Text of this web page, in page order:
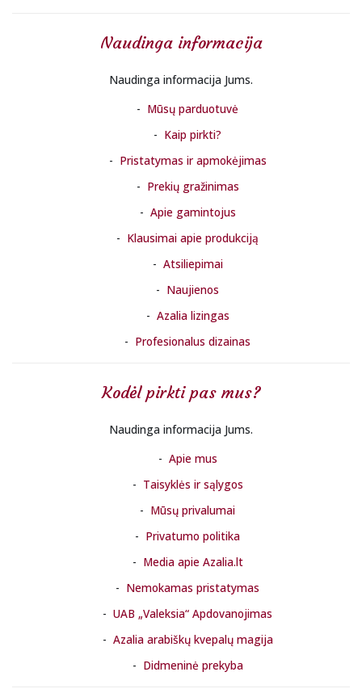
Naudinga informacija
Naudinga informacija Jums.
Mūsų parduotuvė
Kaip pirkti?
Pristatymas ir apmokėjimas
Prekių gražinimas
Apie gamintojus
Klausimai apie produkciją
Atsiliepimai
Naujienos
Azalia lizingas
Profesionalus dizainas
Kodėl pirkti pas mus?
Naudinga informacija Jums.
Apie mus
Taisyklės ir sąlygos
Mūsų privalumai
Privatumo politika
Media apie Azalia.lt
Nemokamas pristatymas
UAB „Valeksia“ Apdovanojimas
Azalia arabiškų kvepalų magija
Didmeninė prekyba